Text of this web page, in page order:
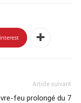
Article suivant
feu prolongé du 7